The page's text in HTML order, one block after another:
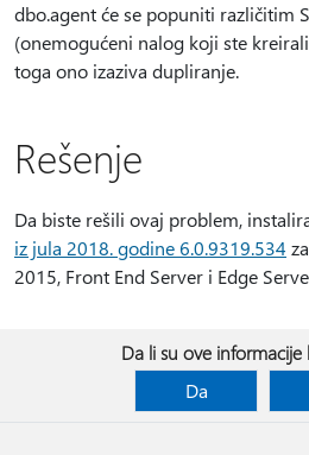
dbo.agent će se popuniti različitim
(onemogućeni nalog koji ste
toga ono izaziva dupliranje.
Rešenje
Da biste rešili ovaj problem,
iz jula 2018. godine 6.0.9319.534
2015, Front End Server i Edge
Da li su ove informacije
Da